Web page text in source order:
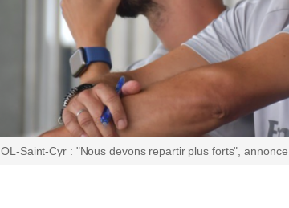
OL-Saint-Cyr : "Nous devons repartir plus forts",